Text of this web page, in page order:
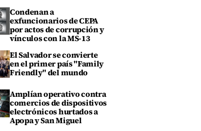
Condenan a
exfuncionarios de CEPA
por actos de corrupción y
vínculos con la MS-13
El Salvador se convierte
en el primer país "Family
Friendly" del mundo
Amplían operativo contra
comercios de dispositivos
electrónicos hurtados a
Apopa y San Miguel